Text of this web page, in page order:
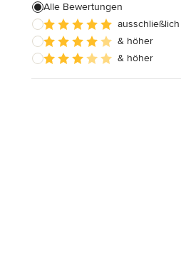
Alle Bewertungen
ausschließlich
& höher
& höher